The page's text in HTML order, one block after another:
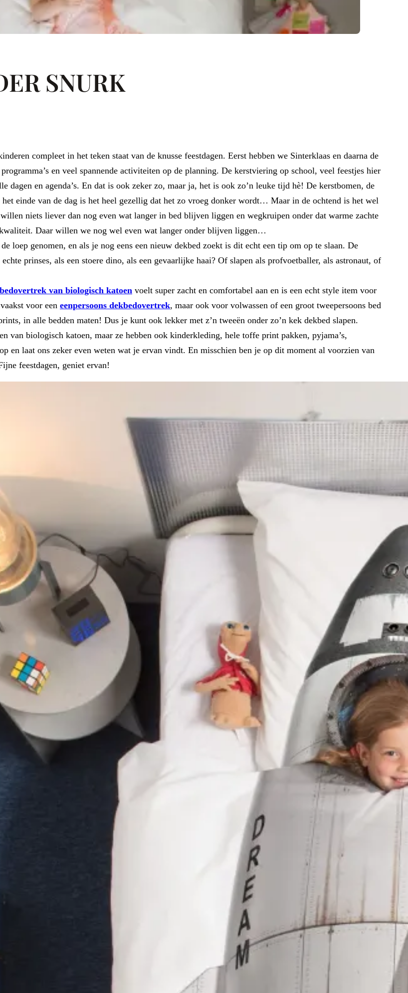
SNURK
compleet in het teken staat van de knusse feestdagen. Eerst hebben we Sinterklaas en daarna de
en veel spannende activiteiten op de planning. De kerstviering op school, veel feestjes hier
en agenda’s. En dat is ook zeker zo, maar ja, het is ook zo’n leuke tijd hè! De kerstbomen, de
einde van de dag is het heel gezellig dat het zo vroeg donker wordt… Maar in de ochtend is het wel
niets liever dan nog even wat langer in bed blijven liggen en wegkruipen onder dat warme zachte
Daar willen we nog wel even wat langer onder blijven liggen…
loep genomen, en als je nog eens een nieuw dekbed zoekt is dit echt een tip om op te slaan. De
prinses, als een stoere dino, als een gevaarlijke haai? Of slapen als profvoetballer, als astronaut, of
van biologisch katoen voelt super zacht en comfortabel aan en is een echt style item voor
voor een eenpersoons dekbedovertrek, maar ook voor volwassen of een groot tweepersoons bed
in alle bedden maten! Dus je kunt ook lekker met z’n tweeën onder zo’n kek dekbed slapen.
van biologisch katoen, maar ze hebben ook kinderkleding, hele toffe print pakken, pyjama’s,
en laat ons zeker even weten wat je ervan vindt. En misschien ben je op dit moment al voorzien van
feestdagen, geniet ervan!